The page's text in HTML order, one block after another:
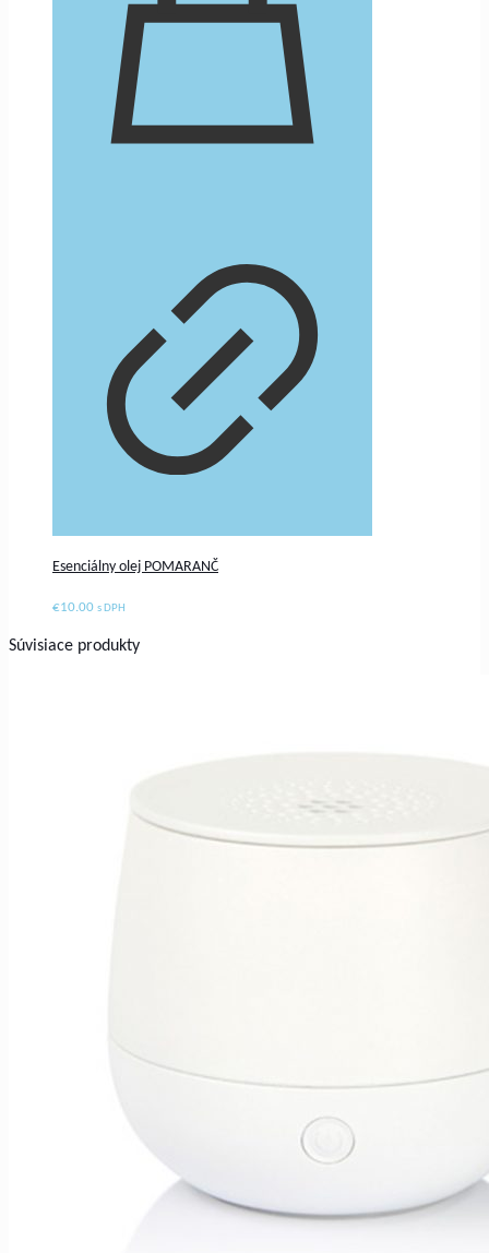
Esenciálny olej POMARANČ
€10.00 s DPH
Súvisiace produkty